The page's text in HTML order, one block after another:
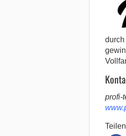
profi-